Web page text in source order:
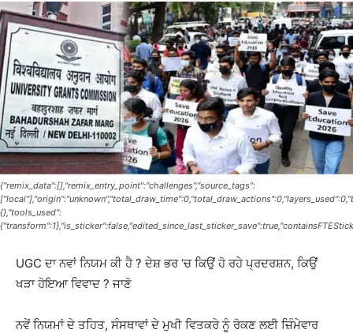
{"remix_data":[],"remix_entry_point":"challenges","source_tags":
{},"tools_used":
UGC ਦਾ ਨਵਾਂ ਨਿਯਮ ਕੀ ਹੈ ? ਦੇਸ਼ ਭਰ ‘ਚ ਕਿਉਂ ਹੋ ਰਹੇ ਪ੍ਰਦਰਸ਼ਨ, ਕਿਉਂ
ਖੜਾ ਹੋਇਆ ਵਿਵਾਦ ? ਜਾਣੋ
ਨਵੇਂ ਨਿਯਮਾਂ ਦੇ ਤਹਿਤ, ਸੰਸਥਾਵਾਂ ਦੇ ਮੁਖੀ ਵਿਤਕਰੇ ਨੂੰ ਰੋਕਣ ਲਈ ਜ਼ਿੰਮੇਵਾਰ